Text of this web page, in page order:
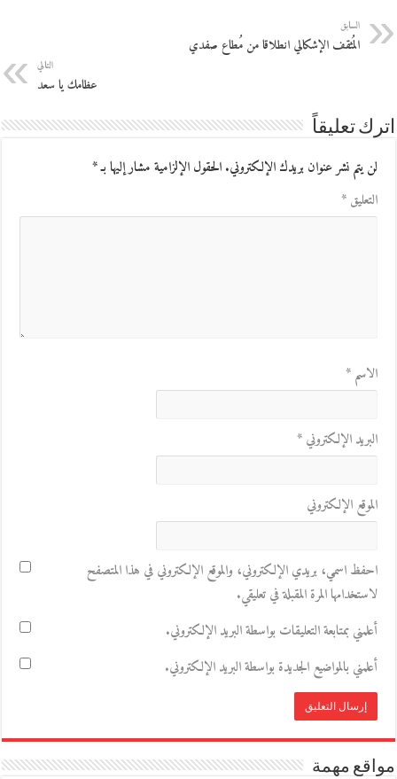
السابق
المُثقف الإشكالي انطلاقا من مُطاع صفدي
التالي
عظامك يا سعد
اترك تعليقاً
لن يتم نشر عنوان بريدك الإلكتروني.الحقول الإلزامية مشار إليها بـ*
التعليق*
الاسم*
البريد الإلكتروني*
الموقع الإلكتروني
احفظ اسمي، بريدي الإلكتروني، والموقع الإلكتروني في هذا المتصفح
لاستخدامها المرة المقبلة في تعليقي.
أعلمني بمتابعة التعليقات بواسطة البريد الإلكتروني.
أعلمني بالمواضيع الجديدة بواسطة البريد الإلكتروني.
مواقع مهمة